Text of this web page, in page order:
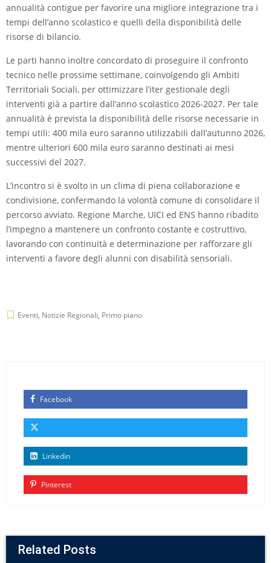
annualità contigue per favorire una migliore integrazione tra i
tempi dell’anno scolastico e quelli della disponibilità delle
risorse di bilancio.
Le parti hanno inoltre concordato di proseguire il confronto
tecnico nelle prossime settimane, coinvolgendo gli Ambiti
Territoriali Sociali, per ottimizzare l’iter gestionale degli
interventi già a partire dall’anno scolastico 2026-2027. Per tale
annualità è prevista la disponibilità delle risorse necessarie in
tempi utili: 400 mila euro saranno utilizzabili dall’autunno 2026,
mentre ulteriori 600 mila euro saranno destinati ai mesi
successivi del 2027.
L’incontro si è svolto in un clima di piena collaborazione e
condivisione, confermando la volontà comune di consolidare il
percorso avviato. Regione Marche, UICI ed ENS hanno ribadito
l’impegno a mantenere un confronto costante e costruttivo,
lavorando con continuità e determinazione per rafforzare gli
interventi a favore degli alunni con disabilità sensoriali.
Eventi, Notizie Regionali, Primo piano
Facebook
Linkedin
Pinterest
Related Posts